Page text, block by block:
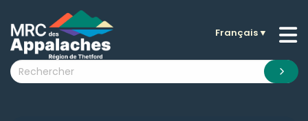
submenu (La MRC )
submenu (Citoyens )
Français▼